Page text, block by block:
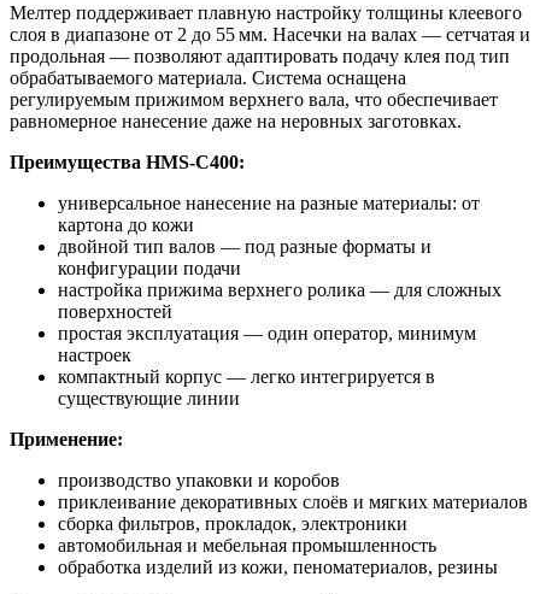
Мелтер поддерживает плавную настройку толщины клеевого
слоя в диапазоне от 2 до 55 мм. Насечки на валах — сетчатая и
продольная — позволяют адаптировать подачу клея под тип
обрабатываемого материала. Система оснащена
регулируемым прижимом верхнего вала, что обеспечивает
равномерное нанесение даже на неровных заготовках.
Преимущества HMS-C400:
универсальное нанесение на разные материалы: от
картона до кожи
двойной тип валов — под разные форматы и
конфигурации подачи
настройка прижима верхнего ролика — для сложных
поверхностей
простая эксплуатация — один оператор, минимум
настроек
компактный корпус — легко интегрируется в
существующие линии
Применение:
производство упаковки и коробов
приклеивание декоративных слоёв и мягких материалов
сборка фильтров, прокладок, электроники
автомобильная и мебельная промышленность
обработка изделий из кожи, пеноматериалов, резины